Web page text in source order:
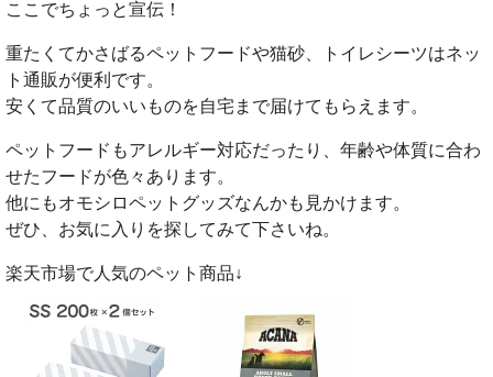
ここでちょっと宣伝！
重たくてかさばるペットフードや猫砂、トイレシーツはネッ
ト通販が便利です。
安くて品質のいいものを自宅まで届けてもらえます。
ペットフードもアレルギー対応だったり、年齢や体質に合わ
せたフードが色々あります。
他にもオモシロペットグッズなんかも見かけます。
ぜひ、お気に入りを探してみて下さいね。
楽天市場で人気のペット商品↓